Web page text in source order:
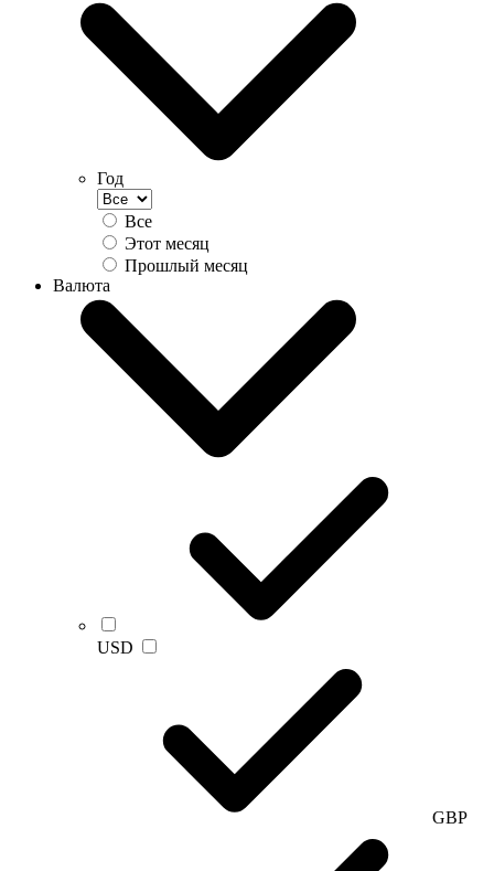
Год
Все
Этот месяц
Прошлый месяц
Валюта
USD
GBP